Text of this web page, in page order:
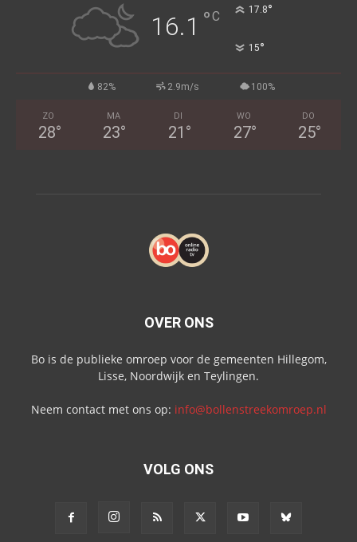
16.1 °C 17.8°
15°
82% 2.9m/s 100%
ZO
28°
MA
23°
DI
21 °
WO
27°
DO
25°
OVER ONS
Bo is de publieke omroep voor de gemeenten Hillegom,
Lisse, Noordwijk en Teylingen.
Neem contact met ons op: info@bollenstreekomroep.nl
VOLG ONS